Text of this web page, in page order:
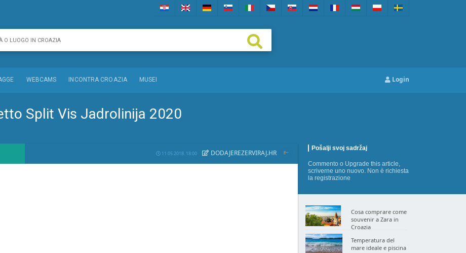
WEBCAMS INCONTRA CROAZIA MUSEI Login
Split Vis Jadrolinija 2020
Pošalji svoj sadržaj
Commento o Upgrade this article,
scriverne uno nuovo. Non è richiesta
la registrazione
11.05.2018. 18:00 DODAJEREZERVIRAJ.HR
Cosa comprare come
souvenir a Zara in
Croazia
Temperatura del
mare ideale e piscina